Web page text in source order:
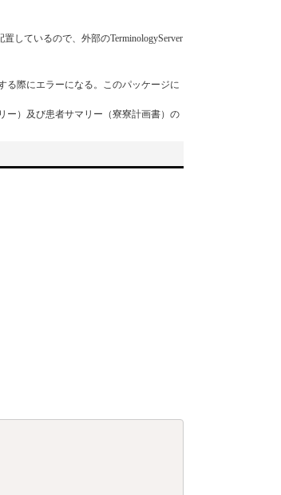
しているので、外部のTerminologyServer
る際にエラーになる。このパッケージに
ー）及び患者サマリー（寮寮計画書）の